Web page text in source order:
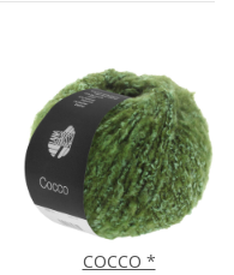
COCCO *